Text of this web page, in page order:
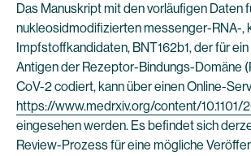
Das Manuskript mit den vorläufigen Daten
nukleosidmodifizierten messenger-RNA-,
Impfstoffkandidaten, BNT162b1, der für
Antigen der Rezeptor-Bindungs-Domäne
CoV-2 codiert, kann über einen Online-
https://www.medrxiv.org/content/10.1101/
eingesehen werden. Es befindet sich
Review-Prozess für eine mögliche